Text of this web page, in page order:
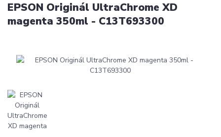
EPSON Originál UltraChrome XD
magenta 350ml - C13T693300